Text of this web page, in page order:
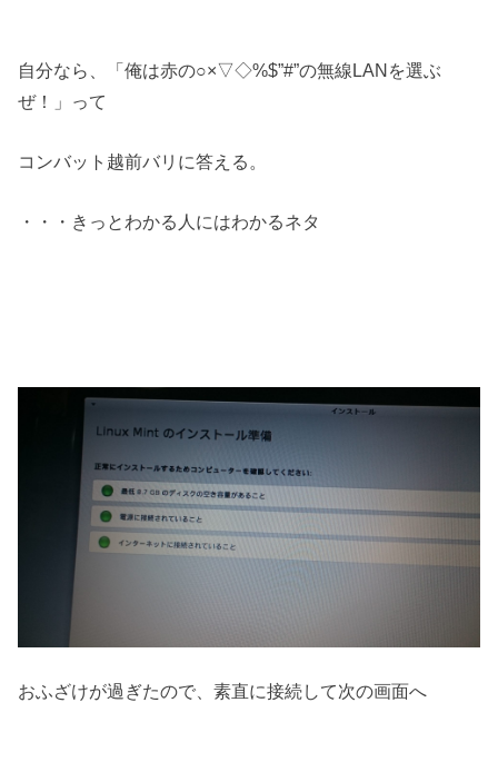
自分なら、「俺は赤の○×▽◇%$”#”の無線LANを選ぶ
ぜ！」って
コンバット越前バリに答える。
・・・きっとわかる人にはわかるネタ
おふざけが過ぎたので、素直に接続して次の画面へ